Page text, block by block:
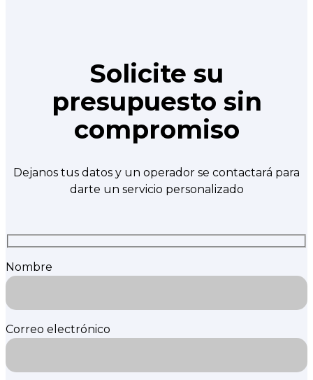
Solicite su
presupuesto sin
compromiso
Dejanos tus datos y un operador se contactará para
darte un servicio personalizado
Nombre
Correo electrónico